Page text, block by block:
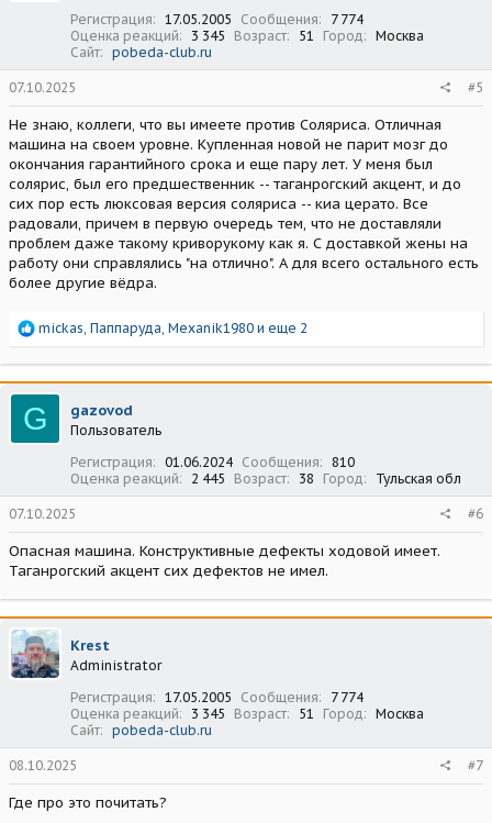
Регистрация
17.05.2005 Сообщения
7 774
Оценка реакций
3 345 Возраст 51 Город
Москва
Сайт
pobeda-club.ru
07.10.2025 #5
Не знаю, коллеги, что вы имеете против Соляриса. Отличная
машина на своем уровне. Купленная новой не парит мозг до
окончания гарантийного срока и еще пару лет. У меня был
солярис, был его предшественник -- таганрогский акцент, и до
сих пор есть люксовая версия соляриса -- киа церато. Все
радовали, причем в первую очередь тем, что не доставляли
проблем даже такому криворукому как я. С доставкой жены на
работу они справлялись "на отлично". А для всего остального есть
более другие вёдра.
Р
а
к
ц
и
и
mickas, Паппаруда, Mexanik1980 и еще 2
G gazovod
Пользователь
Регистрация
01.06.2024 Сообщения
810
Оценка реакций
2 445 Возраст 38 Город Тульская обл
07.10.2025 #6
Опасная машина. Конструктивные дефекты ходовой имеет.
Таганрогский акцент сих дефектов не имел.
Krest
Administrator
Регистрация
17.05.2005 Сообщения
7 774
Оценка реакций
3 345 Возраст 51 Город
Москва
Сайт
pobeda-club.ru
08.10.2025 #7
Где про это почитать?